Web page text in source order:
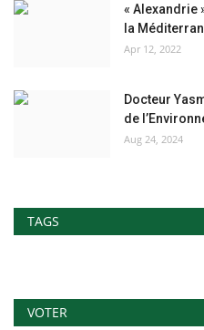
« Alexandrie
la
Apr 12, 2022
Docteur
de
Aug 24, 2024
TAGS
VOTER